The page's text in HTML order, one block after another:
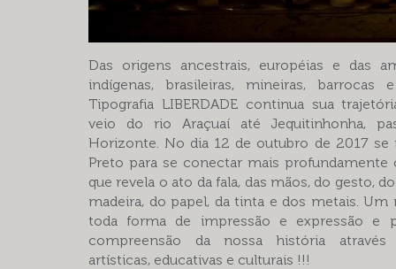
Das origens ancestrais, européias e das
indígenas, brasileiras, mineiras, barrocas
Tipografia LIBERDADE continua sua
veio do rio Araçuaí até Jequitinhonha,
Horizonte. No dia 12 de outubro de 2017 se
Preto para se conectar mais
que revela o ato da fala, das mãos, do gesto,
madeira, do papel, da tinta e dos metais. Um
toda forma de impressão e expressão e
compreensão da nossa história através
artísticas, educativas e culturais !!!